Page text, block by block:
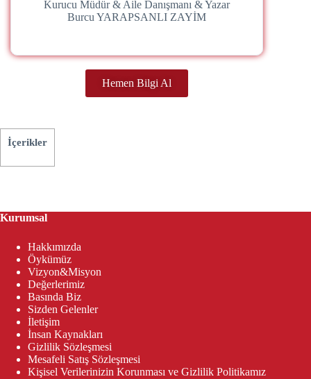
Kurucu Müdür & Aile Danışmanı & Yazar
Burcu YARAPSANLI ZAYİM
Hemen Bilgi Al
İçerikler
Kurumsal
Hakkımızda
Öykümüz
Vizyon&Misyon
Değerlerimiz
Basında Biz
Sizden Gelenler
İletişim
İnsan Kaynakları
Gizlilik Sözleşmesi
Mesafeli Satış Sözleşmesi
Kişisel Verilerinizin Korunması ve Gizlilik Politikamız